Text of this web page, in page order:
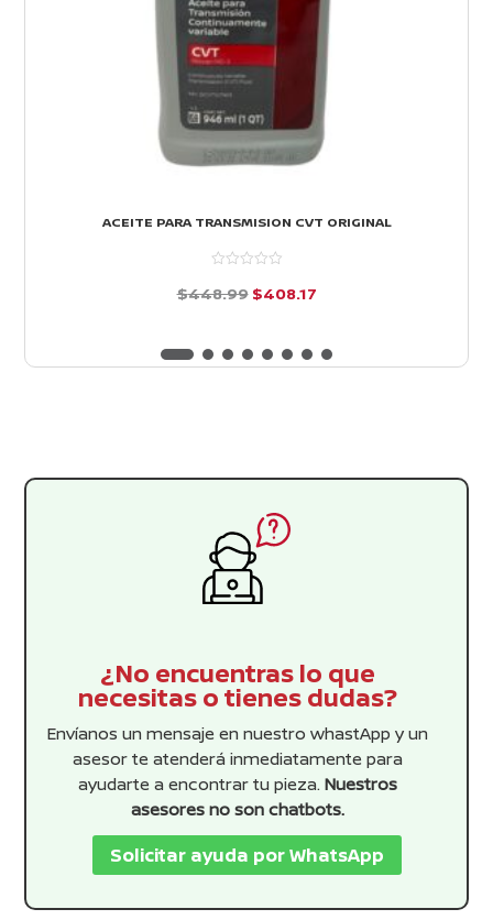
ACEITE PARA TRANSMISION CVT ORIGINAL
5
$448.99 El
original
$408.17El
actual
¿No encuentras lo que
necesitas o tienes dudas?
Envíanos un mensaje en nuestro whastApp y un
asesor te atenderá inmediatamente para
ayudarte a encontrar tu pieza. Nuestros
asesores no son chatbots.
Solicitar ayuda por WhatsApp